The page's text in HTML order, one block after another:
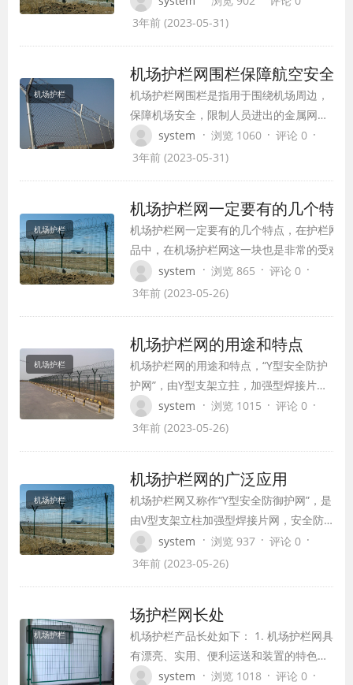
网问题，也引起了广泛的关注和讨论。本
相关的管理方面内容。
3年前 (2023-05-31)
机场护栏
机场护栏网围栏保障航空安全
机场护栏网围栏是指用于围绕机场周边，
保障机场安全，限制人员进出的金属网围
栏，一般采用不锈钢材质，具有强大的耐
腐蚀性和耐久性。下面，我们将从机场护
system · 浏览 1060 · 评论 0 ·
3年前 (2023-05-31)
机场护栏
机场护栏网一定要有的几个特点
机场护栏网一定要有的几个特点，在护栏网产
品中，在机场护栏网这一块也是非常的受欢迎
的。机场安装护栏网，一方面起到了良好的隔
离生产安装作用，另外一方面机场护栏网也具
system · 浏览 865 · 评论 0 ·
3年前 (2023-05-26)
机场护栏
机场护栏网的用途和特点
机场护栏网的用途和特点，“Y型安全防护
护网”，由Y型支架立拄，加强型焊接片
网，安全防盗衔接件和热镀锌刀片刺网构
成，是强度和安全防护性级别很高的围界
即是漂亮有用、安全性高、防攀爬才能
好，网体衔接方法选用特制SBS紧扣件，
有用避免人为的破坏性拆卸，横向四道折
弯加强筋，使网面强度明显添加
system · 浏览 1015 · 评论 0 ·
3年前 (2023-05-26)
机场护栏
机场护栏网的广泛应用
机场护栏网又称作“Y型安全防御护网”，是
由V型支架立柱加强型焊接片网，安全防
盗连接件和热镀锌刀片刺网组成强度和安
全防御性级别很高。被广泛应用在机场，
system · 浏览 937 · 评论 0 ·
3年前 (2023-05-26)
机场护栏
场护栏网长处
机场护栏产品长处如下： 1. 机场护栏网具
有漂亮、实用、便利运送和装置的特色。
2. 要以在在装置时地势适应地势，与立柱
system · 浏览 1018 · 评论 0 ·